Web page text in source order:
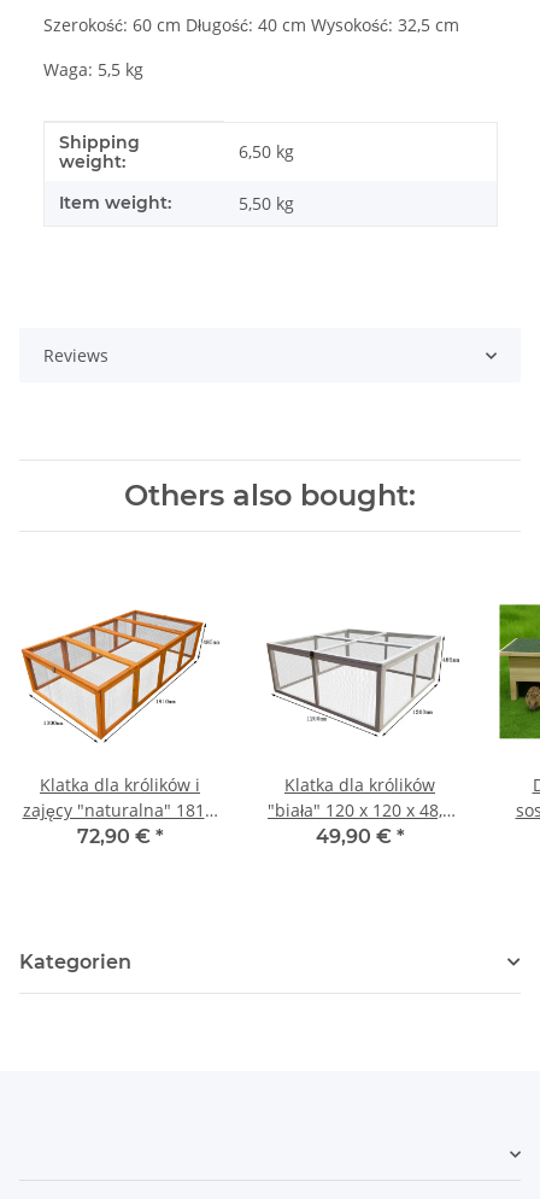
Szerokość: 60 cm Długość: 40 cm Wysokość: 32,5 cm
Waga: 5,5 kg
#productDetails.itemInformation#
#productDetails.itemValue#
Shipping
weight:
6,50 kg
Item weight: 5,50 kg
Reviews
Others also bought:
Klatka dla królików i
zajęcy "naturalna" 181 x
100 x 48,5 cm
72,90 € *
Klatka dla królików
"biała" 120 x 120 x 48,5
cm
49,90 € *
Kategorien